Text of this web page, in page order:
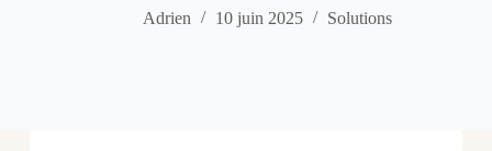
Adrien 10 juin 2025 Solutions